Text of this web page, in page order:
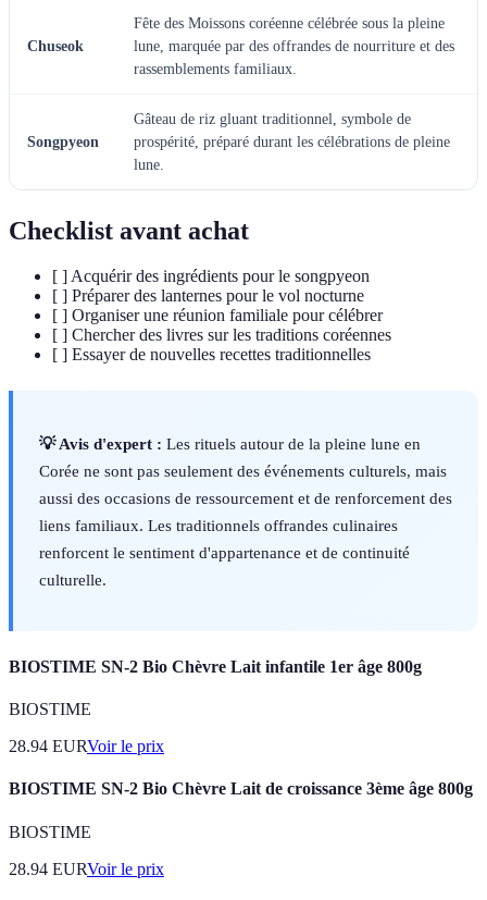
Chuseok
Fête des Moissons coréenne célébrée sous la pleine
lune, marquée par des offrandes de nourriture et des
rassemblements familiaux.
Songpyeon
Gâteau de riz gluant traditionnel, symbole de
prospérité, préparé durant les célébrations de pleine
lune.
Checklist avant achat
[ ] Acquérir des ingrédients pour le songpyeon
[ ] Préparer des lanternes pour le vol nocturne
[ ] Organiser une réunion familiale pour célébrer
[ ] Chercher des livres sur les traditions coréennes
[ ] Essayer de nouvelles recettes traditionnelles
💡 Avis d'expert : Les rituels autour de la pleine lune en
Corée ne sont pas seulement des événements culturels, mais
aussi des occasions de ressourcement et de renforcement des
liens familiaux. Les traditionnels offrandes culinaires
renforcent le sentiment d'appartenance et de continuité
culturelle.
BIOSTIME SN-2 Bio Chèvre Lait infantile 1er âge 800g
BIOSTIME
28.94 EURVoir le prix
BIOSTIME SN-2 Bio Chèvre Lait de croissance 3ème âge 800g
BIOSTIME
28.94 EURVoir le prix